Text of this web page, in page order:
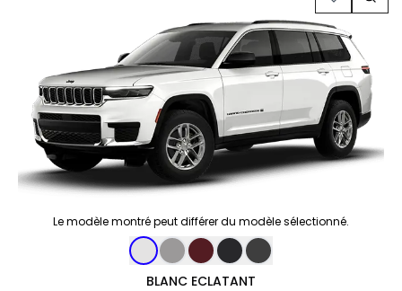
Le modèle montré peut différer du modèle sélectionné.
Sélection de couleur
BLANC ECLATANT